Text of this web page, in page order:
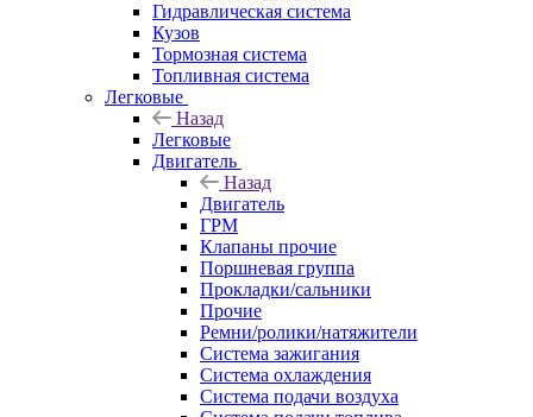
Гидравлическая система
Кузов
Тормозная система
Топливная система
Легковые
Назад
Легковые
Двигатель
Назад
Двигатель
ГРМ
Клапаны прочие
Поршневая группа
Прокладки/сальники
Прочие
Ремни/ролики/натяжители
Система зажигания
Система охлаждения
Система подачи воздуха